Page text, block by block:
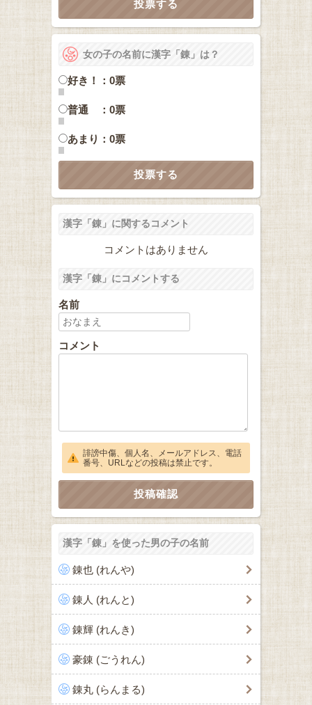
女の子の名前に漢字「錬」は？
好き！：0票
普通 ：0票
あまり：0票
漢字「錬」に関するコメント
コメントはありません
漢字「錬」にコメントする
名前
コメント
誹謗中傷、個人名、メールアドレス、電話
番号、URLなどの投稿は禁止です。
漢字「錬」を使った男の子の名前
錬也 (れんや)
錬人 (れんと)
錬輝 (れんき)
豪錬 (ごうれん)
錬丸 (らんまる)